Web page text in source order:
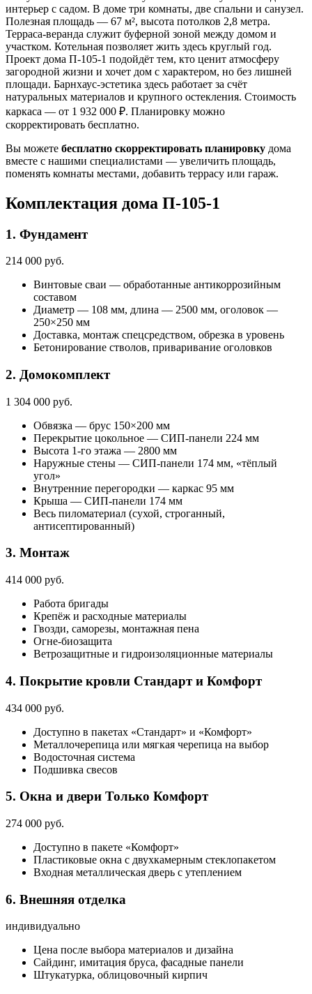
интерьер с садом. В доме три комнаты, две спальни и санузел.
Полезная площадь — 67 м², высота потолков 2,8 метра.
Терраса-веранда служит буферной зоной между домом и
участком. Котельная позволяет жить здесь круглый год.
Проект дома П-105-1 подойдёт тем, кто ценит атмосферу
загородной жизни и хочет дом с характером, но без лишней
площади. Барнхаус-эстетика здесь работает за счёт
натуральных материалов и крупного остекления. Стоимость
каркаса — от 1 932 000 ₽. Планировку можно
скорректировать бесплатно.
Вы можете бесплатно скорректировать планировку дома
вместе с нашими специалистами — увеличить площадь,
поменять комнаты местами, добавить террасу или гараж.
Комплектация дома П-105-1
1. Фундамент
214 000 руб.
Винтовые сваи — обработанные антикоррозийным
составом
Диаметр — 108 мм, длина — 2500 мм, оголовок —
250×250 мм
Доставка, монтаж спецсредством, обрезка в уровень
Бетонирование стволов, приваривание оголовков
2. Домокомплект
1 304 000 руб.
Обвязка — брус 150×200 мм
Перекрытие цокольное — СИП-панели 224 мм
Высота 1-го этажа — 2800 мм
Наружные стены — СИП-панели 174 мм, «тёплый
угол»
Внутренние перегородки — каркас 95 мм
Крыша — СИП-панели 174 мм
Весь пиломатериал (сухой, строганный,
антисептированный)
3. Монтаж
414 000 руб.
Работа бригады
Крепёж и расходные материалы
Гвозди, саморезы, монтажная пена
Огне-биозащита
Ветрозащитные и гидроизоляционные материалы
4. Покрытие кровли Стандарт и Комфорт
434 000 руб.
Доступно в пакетах «Стандарт» и «Комфорт»
Металлочерепица или мягкая черепица на выбор
Водосточная система
Подшивка свесов
5. Окна и двери Только Комфорт
274 000 руб.
Доступно в пакете «Комфорт»
Пластиковые окна с двухкамерным стеклопакетом
Входная металлическая дверь с утеплением
6. Внешняя отделка
индивидуально
Цена после выбора материалов и дизайна
Сайдинг, имитация бруса, фасадные панели
Штукатурка, облицовочный кирпич